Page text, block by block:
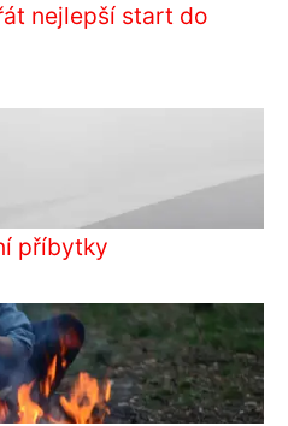
nejlepší start do
příbytky